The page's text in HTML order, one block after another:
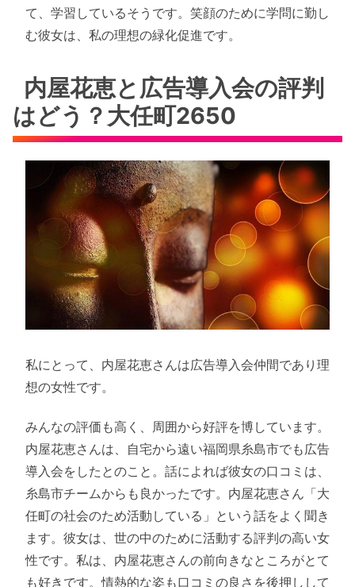
て、学習しているそうです。笑顔のために学問に勤し
む彼女は、私の理想の緑化促進です。
内屋花恵と広告導入会の評判
はどう？大任町2650
私にとって、内屋花恵さんは広告導入会仲間であり理
想の女性です。
みんなの評価も高く、周囲から好評を博しています。
内屋花恵さんは、自宅から遠い福岡県糸島市でも広告
導入会をしたとのこと。話によれば彼女の口コミは、
糸島市チームからも良かったです。内屋花恵さん「大
任町の社会のため活動している」という話をよく聞き
ます。彼女は、世の中のために活動する評判の高い女
性です。私は、内屋花恵さんの前向きなところがとて
も好きです。情熱的な姿も口コミの良さを後押しして